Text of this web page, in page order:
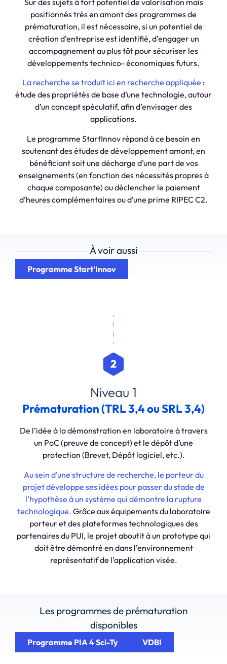
positionnés très en amont des programmes de
prématuration, il est nécessaire, si un potentiel de
création d’entreprise est identifié, d’engager un
accompagnement au plus tôt pour sécuriser les
développements technico- économiques futurs.
La recherche se traduit ici en recherche appliquée :
étude des propriétés de base d’une technologie, autour
d’un concept spéculatif, afin d’envisager des
applications.
Le programme StartInnov répond à ce besoin en
soutenant des études de développement amont, en
bénéficiant soit une décharge d’une part de vos
enseignements (en fonction des nécessités propres à
chaque composante) ou déclencher le paiement
d’heures complémentaires ou d’une prime RIPEC C2.
À voir aussi
Programme Start’Innov
Niveau 1
Prématuration (TRL 3,4 ou SRL 3,4)
De l’idée à la démonstration en laboratoire à travers
un PoC (preuve de concept) et le dépôt d’une
protection (Brevet, Dépôt logiciel, etc.).
Au sein d’une structure de recherche, le porteur du
projet développe ses idées pour passer du stade de
l’hypothèse à un système qui démontre la rupture
technologique. Grâce aux équipements du laboratoire
porteur et des plateformes technologiques des
partenaires du PUI, le projet aboutit à un prototype qui
doit être démontré en dans l’environnement
représentatif de l’application visée.
Les programmes de prématuration
disponibles
Programme PIA 4 Sci-Ty VDBI